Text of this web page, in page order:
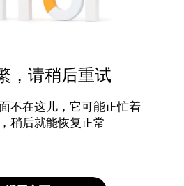
，请稍后重试
不在这儿，它可能正忙着
稍后就能恢复正常